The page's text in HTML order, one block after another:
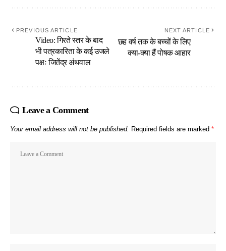
PREVIOUS ARTICLE
Video: गिरते स्तर के बाद
भी पत्रकारिता के कई उजले
पक्षः जितेंद्र अंथवाल
NEXT ARTICLE
छह वर्ष तक के बच्चों के लिए
क्या-क्या हैं पोषक आहार
Leave a Comment
Your email address will not be published. Required fields are marked *